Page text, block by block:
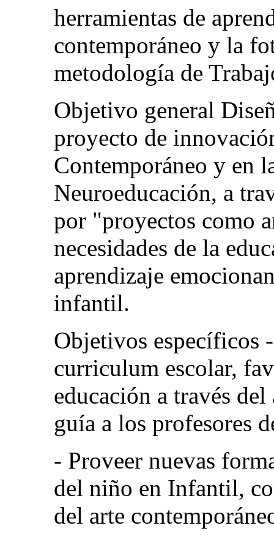
herramientas de
contemporáneo y la
metodología de
Objetivo general
proyecto de
Contemporáneo y en
Neuroeducación, a
por "proyectos como
necesidades de la
aprendizaje
infantil.
Objetivos específicos
curriculum escolar,
educación a través
guía a los profesores
- Proveer nuevas
del niño en Infantil,
del arte